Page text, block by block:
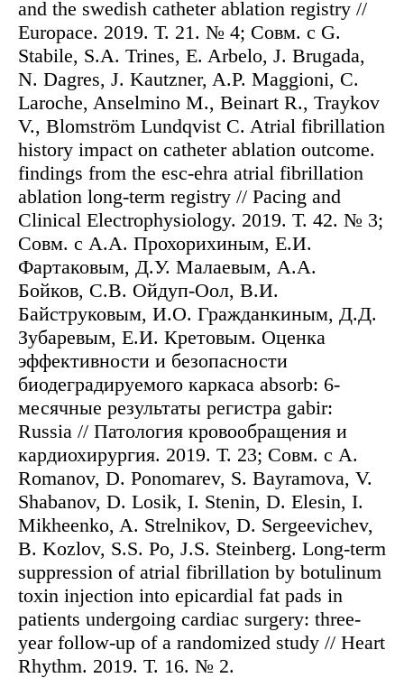
and the swedish catheter ablation registry //
Europace. 2019. Т. 21. № 4; Совм. с G.
Stabile, S.A. Trines, E. Arbelo, J. Brugada,
N. Dagres, J. Kautzner, A.P. Maggioni, C.
Laroche, Anselmino M., Beinart R., Traykov
V., Blomström Lundqvist C. Atrial fibrillation
history impact on catheter ablation outcome.
findings from the esc-ehra atrial fibrillation
ablation long-term registry // Pacing and
Clinical Electrophysiology. 2019. Т. 42. № 3;
Совм. с А.А. Прохорихиным, Е.И.
Фартаковым, Д.У. Малаевым, А.А.
Бойков, С.В. Ойдуп-Оол, В.И.
Байструковым, И.О. Гражданкиным, Д.Д.
Зубаревым, Е.И. Кретовым. Оценка
эффективности и безопасности
биодеградируемого каркаса absorb: 6-
месячные результаты регистра gabir:
Russia // Патология кровообращения и
кардиохирургия. 2019. Т. 23; Совм. с A.
Romanov, D. Ponomarev, S. Bayramova, V.
Shabanov, D. Losik, I. Stenin, D. Elesin, I.
Mikheenko, A. Strelnikov, D. Sergeevichev,
B. Kozlov, S.S. Po, J.S. Steinberg. Long-term
suppression of atrial fibrillation by botulinum
toxin injection into epicardial fat pads in
patients undergoing cardiac surgery: three-
year follow-up of a randomized study // Heart
Rhythm. 2019. Т. 16. № 2.